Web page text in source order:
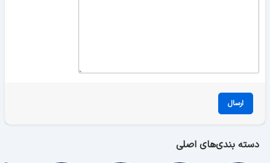
ارسال
دسته بندی‌های اصلی